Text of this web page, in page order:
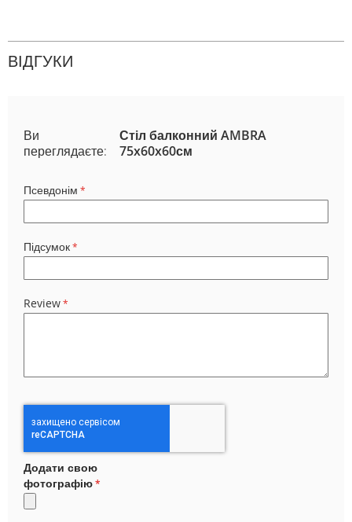
ВІДГУКИ
Ви
переглядаєте:
Стіл балконний AMBRA
75x60x60см
Псевдонім
Підсумок
Review
Додати свою
фотографію